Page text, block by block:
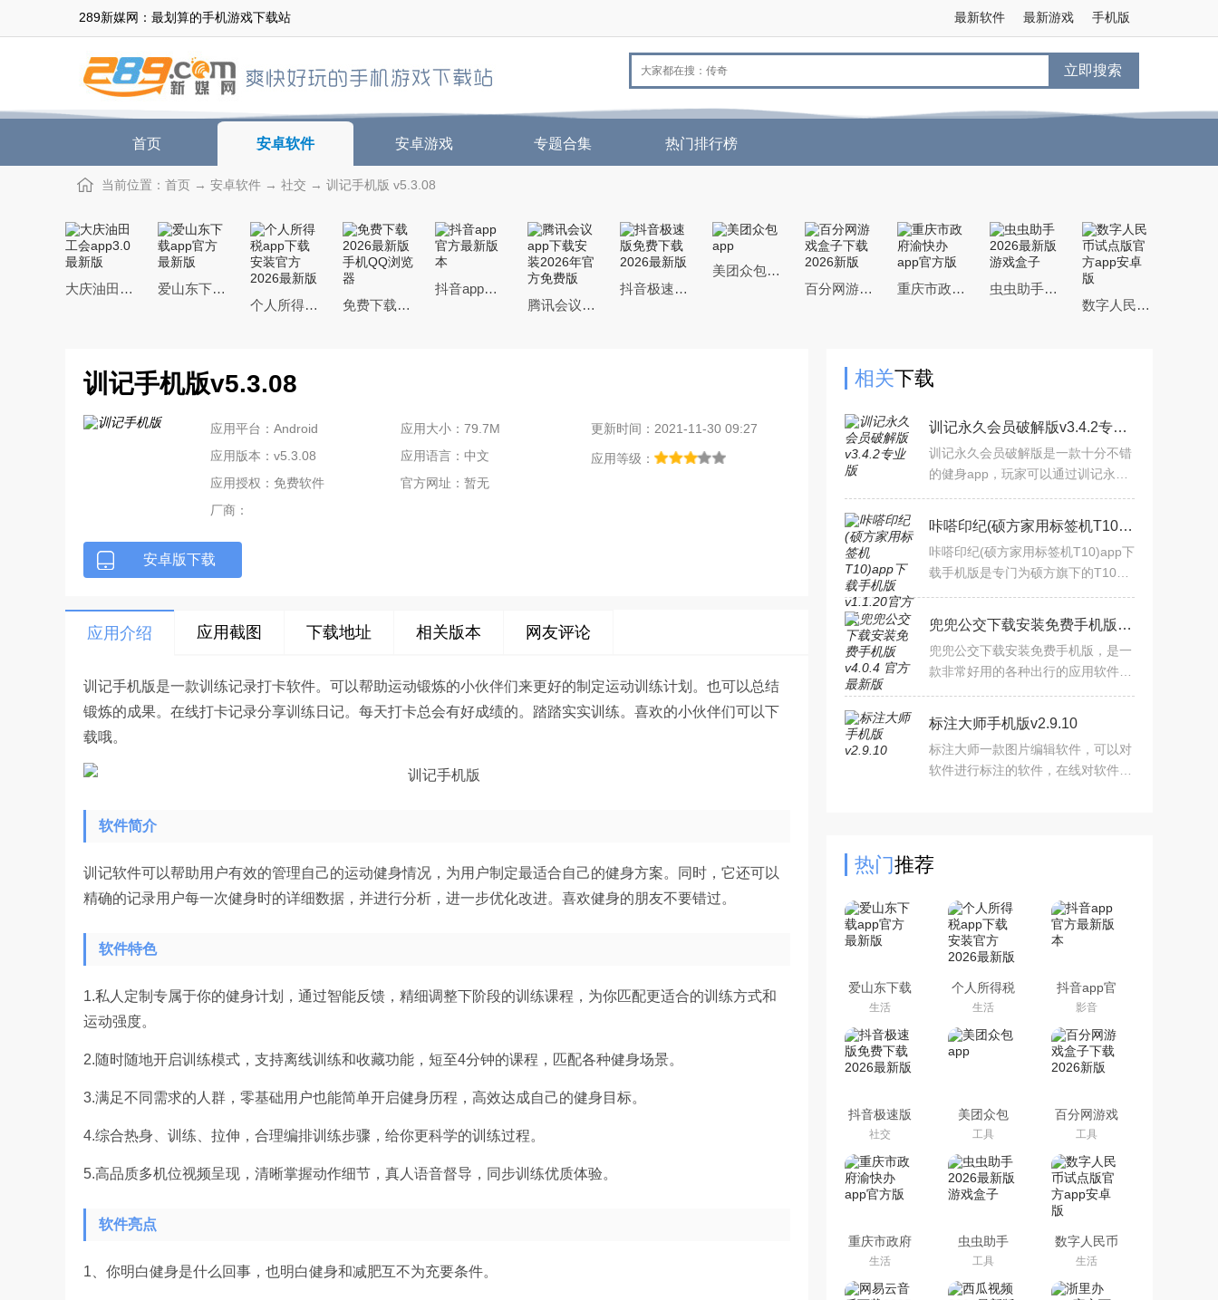
289新媒网：最划算的手机游戏下载站 手机版
最新游戏
最新软件
立即搜索
首页 安卓软件 安卓游戏 专题合集 热门排行榜
当前位置： 首页 → 安卓软件 → 社交 → 训记手机版 v5.3.08
大庆油田工会app3.0最新版
爱山东下载app官方最新版
个人所得税app下载安装官方2026最新版
免费下载2026最新版手机QQ浏览器
抖音app官方最新版本
腾讯会议app下载安装2026年官方免费版
抖音极速版免费下载2026最新版
美团众包app
百分网游戏盒子下载2026新版
重庆市政府渝快办app官方版
虫虫助手2026最新版游戏盒子
数字人民币试点版官方app安卓版
训记手机版v5.3.08
应用平台：Android 应用大小：79.7M
更新时间：2021-11-30 09:27
应用版本：v5.3.08
应用语言：中文
应用等级：
应用授权：免费软件
官方网址：暂无
厂商：
安卓版下载
应用介绍 应用截图 下载地址 相关版本 网友评论
训记手机版是一款训练记录打卡软件。可以帮助运动锻炼的小伙伴们来更好的制定运动训练计划。也可以总结
锻炼的成果。在线打卡记录分享训练日记。每天打卡总会有好成绩的。踏踏实实训练。喜欢的小伙伴们可以下
载哦。
软件简介
训记软件可以帮助用户有效的管理自己的运动健身情况，为用户制定最适合自己的健身方案。同时，它还可以
精确的记录用户每一次健身时的详细数据，并进行分析，进一步优化改进。喜欢健身的朋友不要错过。
软件特色
1.私人定制专属于你的健身计划，通过智能反馈，精细调整下阶段的训练课程，为你匹配更适合的训练方式和
运动强度。
2.随时随地开启训练模式，支持离线训练和收藏功能，短至4分钟的课程，匹配各种健身场景。
3.满足不同需求的人群，零基础用户也能简单开启健身历程，高效达成自己的健身目标。
4.综合热身、训练、拉伸，合理编排训练步骤，给你更科学的训练过程。
5.高品质多机位视频呈现，清晰掌握动作细节，真人语音督导，同步训练优质体验。
软件亮点
1、你明白健身是什么回事，也明白健身和减肥互不为充要条件。
相关下载
训记永久会员破解版v3.4.2专业版
训记永久会员破解版是一款十分不错
的健身app，玩家可以通过训记永久
计划，通过智能反馈，精细调整下阶
段的训练课程，还有最新运
咔嗒印纪(硕方家用标签机T10)app下载手机版v1.1.20官方版
咔嗒印纪(硕方家用标签机T10)app下
载手机版是专门为硕方旗下的T10家
够通过蓝牙直接与打印机连接，一键
打印手机上的各种文件，同
兜兜公交下载安装免费手机版v4.0.4 官方最新版
兜兜公交下载安装免费手机版，是一
款非常好用的各种出行的应用软件工
非常的好用的，你还可以进行各种海
量的公交的查询，里面的
标注大师手机版v2.9.10
标注大师一款图片编辑软件，可以对
软件进行标注的软件，在线对软件来
热门推荐
爱山东下载
app官方最
新版
生活
个人所得税
app下载安
装官方2026
最新版
生活
抖音app官
方最新版本
影音
抖音极速版
免费下载
2026最新版
社交
美团众包
app
工具
百分网游戏
盒子下载
2026新版
工具
重庆市政府
渝快办app
官方版
生活
虫虫助手
2026最新版
游戏盒子
工具
数字人民币
试点版官方
app安卓版
生活